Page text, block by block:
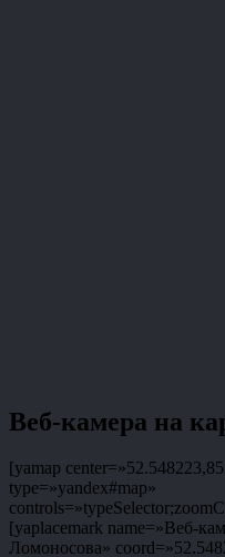
Веб-камера на
[yamap
type=»yandex#map»
[yaplacemark name=»Веб-
Ломоносова»